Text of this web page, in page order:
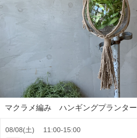
マクラメ編み ハンギングプランター
08/08(土) 11:00-15:00